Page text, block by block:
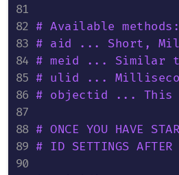
# Available methods:
# aid ... Short,
# meid ... Similar
# ulid ...
# objectid ... This
# ONCE YOU HAVE
# ID SETTINGS AFTER